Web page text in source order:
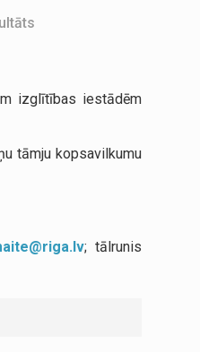
izglītības iestādēm
tāmju kopsavilkumu
; tālrunis